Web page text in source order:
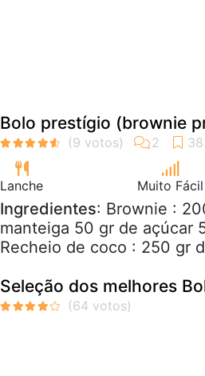
Bolo prestígio (brownie
Lanche Muito Fácil
Ingredientes: Brownie :
manteiga 50 gr de açúcar
Recheio de coco : 250 gr
Seleção dos melhores